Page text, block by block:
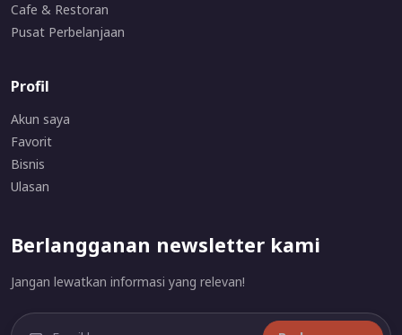
Cafe & Restoran
Pusat Perbelanjaan
Profil
Akun saya
Favorit
Bisnis
Ulasan
Berlangganan newsletter kami
Jangan lewatkan informasi yang relevan!